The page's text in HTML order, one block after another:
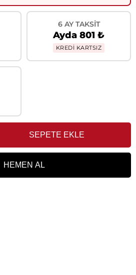
6 AY TAKSIT
Ayda 801 ₺
KREDİ KARTSIZ